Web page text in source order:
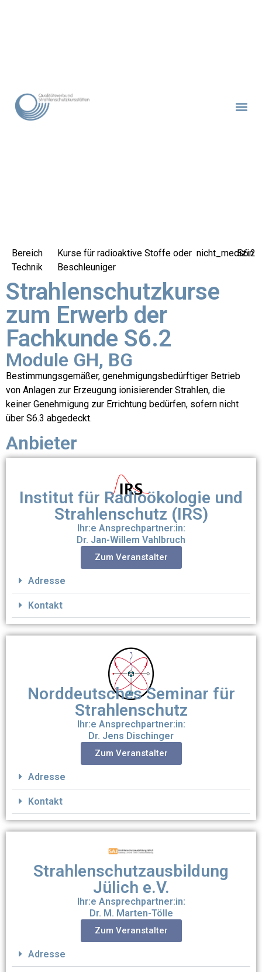
Bereich
Technik
Kurse für radioaktive Stoffe oder
Beschleuniger
nicht_medizin
S6.2
Strahlenschutzkurse
zum Erwerb der
Fachkunde S6.2
Module GH, BG
Bestimmungsgemäßer, genehmigungsbedürftiger Betrieb
von Anlagen zur Erzeugung ionisierender Strahlen, die
keiner Genehmigung zur Errichtung bedürfen, sofern nicht
über S6.3 abgedeckt.
Anbieter
Institut für Radioökologie und
Strahlenschutz (IRS)
Ihr:e Ansprechpartner:in:
Dr. Jan-Willem Vahlbruch
Zum Veranstalter
Adresse
Kontakt
Norddeutsches Seminar für
Strahlenschutz
Ihr:e Ansprechpartner:in:
Dr. Jens Dischinger
Zum Veranstalter
Adresse
Kontakt
Strahlenschutzausbildung
Jülich e.V.
Ihr:e Ansprechpartner:in:
Dr. M. Marten-Tölle
Zum Veranstalter
Adresse